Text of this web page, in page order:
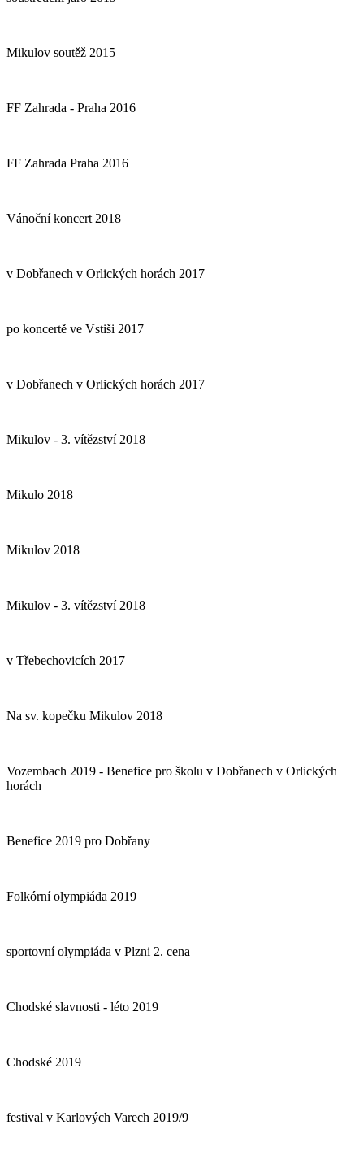
Mikulov soutěž 2015
FF Zahrada - Praha 2016
FF Zahrada Praha 2016
Vánoční koncert 2018
v Dobřanech v Orlických horách 2017
po koncertě ve Vstiši 2017
v Dobřanech v Orlických horách 2017
Mikulov - 3. vítězství 2018
Mikulo 2018
Mikulov 2018
Mikulov - 3. vítězství 2018
v Třebechovicích 2017
Na sv. kopečku Mikulov 2018
Vozembach 2019 - Benefice pro školu v Dobřanech v Orlických
horách
Benefice 2019 pro Dobřany
Folkórní olympiáda 2019
sportovní olympiáda v Plzni 2. cena
Chodské slavnosti - léto 2019
Chodské 2019
festival v Karlových Varech 2019/9